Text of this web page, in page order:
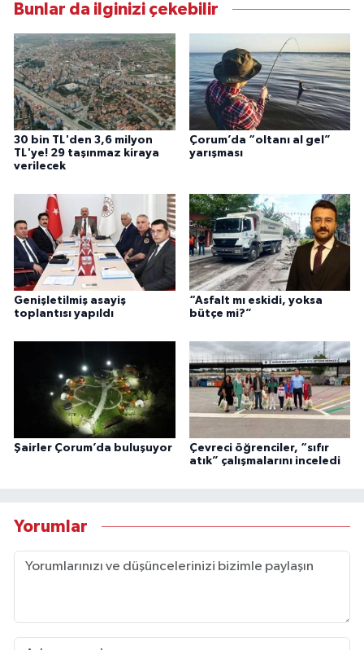
Bunlar da ilginizi çekebilir
30 bin TL'den 3,6 milyon
TL'ye! 29 taşınmaz kiraya
verilecek
Çorum’da “oltanı al gel”
yarışması
Genişletilmiş asayiş
toplantısı yapıldı
“Asfalt mı eskidi, yoksa
bütçe mi?”
Şairler Çorum’da buluşuyor
Çevreci öğrenciler, “sıfır
atık” çalışmalarını inceledi
Yorumlar